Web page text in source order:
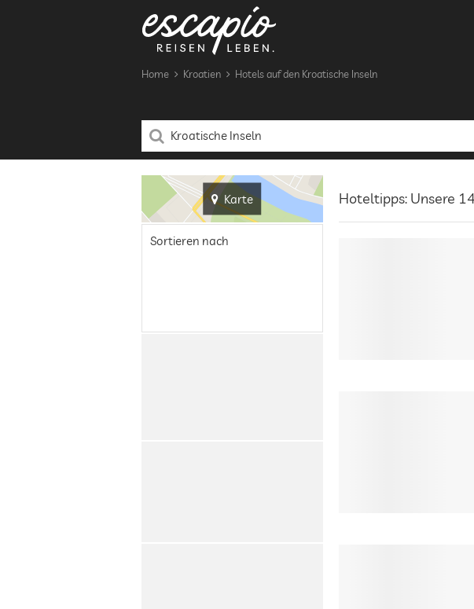
Home Kroatien Hotels auf den Kroatische Inseln
Karte Hoteltipps: Unsere
Sortieren nach